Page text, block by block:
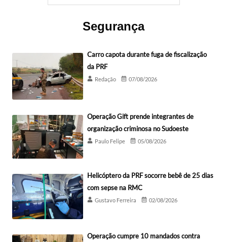
Segurança
Carro capota durante fuga de fiscalização
da PRF
Redação 07/08/2026
Operação Gift prende integrantes de
organização criminosa no Sudoeste
Paulo Felipe 05/08/2026
Helicóptero da PRF socorre bebê de 25 dias
com sepse na RMC
Gustavo Ferreira 02/08/2026
Operação cumpre 10 mandados contra